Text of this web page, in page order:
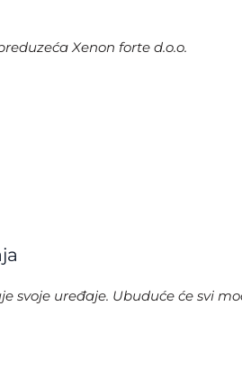
Xenon forte d.o.o.
svoje uređaje. Ubuduće će svi